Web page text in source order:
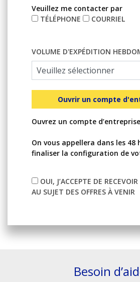
Veuillez me contacter par
TÉLÉPHONE
COURRIEL
VOLUME D'EXPÉDITION
Ouvrir un compte
Ouvrez un compte d’entreprise
On vous appellera dans les 48
finaliser la configuration de
OUI, J’ACCEPTE DE
AU SUJET DES OFFRES À VENIR
Besoin